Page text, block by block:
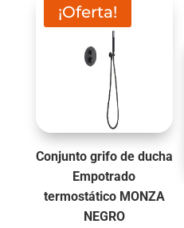
¡Oferta!
Conjunto grifo de ducha
Empotrado
termostático MONZA
NEGRO